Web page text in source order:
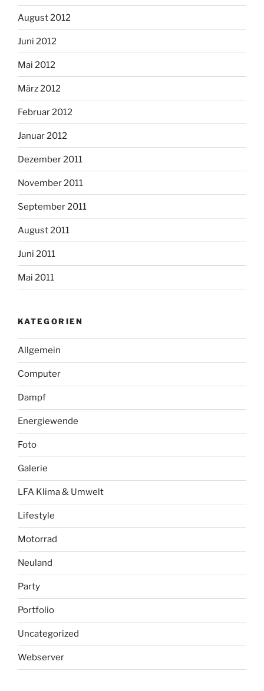
August 2012
Juni 2012
Mai 2012
März 2012
Februar 2012
Januar 2012
Dezember 2011
November 2011
September 2011
August 2011
Juni 2011
Mai 2011
KATEGORIEN
Allgemein
Computer
Dampf
Energiewende
Foto
Galerie
LFA Klima & Umwelt
Lifestyle
Motorrad
Neuland
Party
Portfolio
Uncategorized
Webserver